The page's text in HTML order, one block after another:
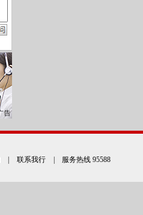
联系我行 | 服务热线 95588